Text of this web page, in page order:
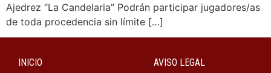
Ajedrez “La Candelaria” Podrán participar jugadores/as
de toda procedencia sin límite […]
INICIO
AVISO LEGAL